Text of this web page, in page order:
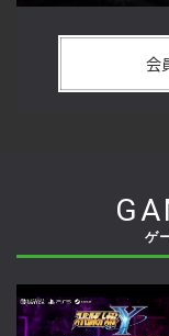
ほしい！ チームリ
闘ゲーマーのゲン
会
ゲ